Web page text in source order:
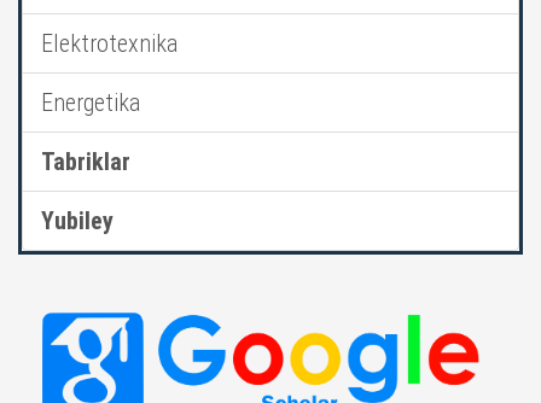
Elektrotexnika
Energetika
Tabriklar
Yubiley